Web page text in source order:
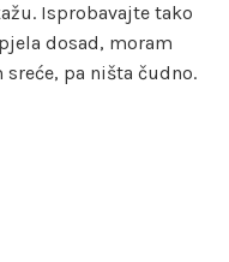
Isprobavajte tako
dosad, moram
pa ništa čudno.